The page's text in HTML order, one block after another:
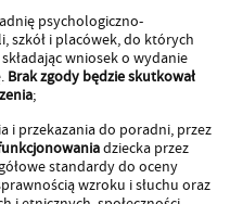
psychologiczno-
szkół i placówek, do których
wniosek o wydanie
Brak zgody będzie skutkował
;
i przekazania do poradni, przez
dziecka przez
standardy do oceny
wzroku i słuchu oraz